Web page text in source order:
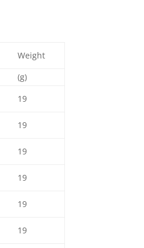
Weight
(g)
19
19
19
19
19
19